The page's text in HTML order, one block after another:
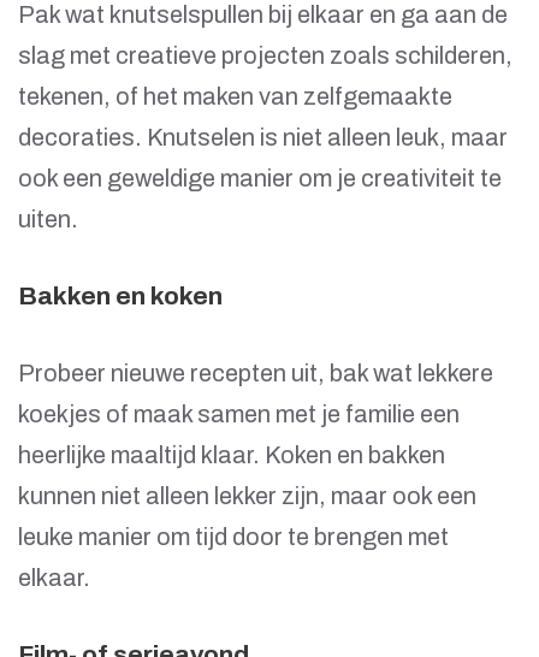
Pak wat knutselspullen bij elkaar en ga aan de
slag met creatieve projecten zoals schilderen,
tekenen, of het maken van zelfgemaakte
decoraties. Knutselen is niet alleen leuk, maar
ook een geweldige manier om je creativiteit te
uiten.
Bakken en koken
Probeer nieuwe recepten uit, bak wat lekkere
koekjes of maak samen met je familie een
heerlijke maaltijd klaar. Koken en bakken
kunnen niet alleen lekker zijn, maar ook een
leuke manier om tijd door te brengen met
elkaar.